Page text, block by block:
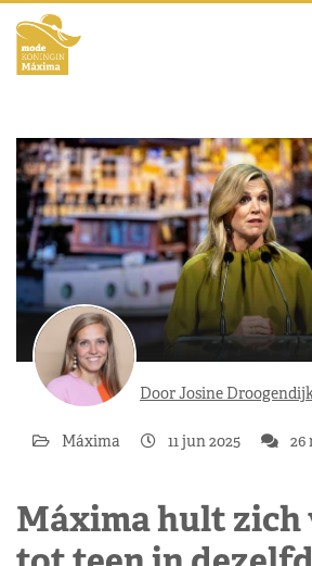
Door Josine
Máxima 11 jun 2025 26
Máxima hult zich